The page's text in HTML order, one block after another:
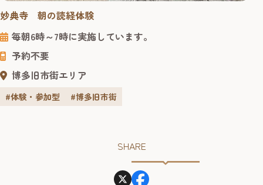
妙典寺 朝の読経体験
毎朝6時～7時に実施しています。
予約不要
博多旧市街エリア
#体験・参加型 #博多旧市街
SHARE